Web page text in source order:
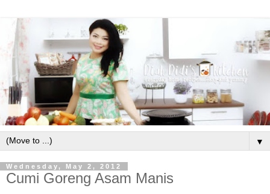
▼
Wednesday, May 2, 2012
Cumi Goreng Asam Manis